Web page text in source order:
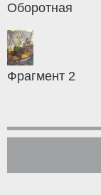
Оборотная
Фрагмент 2